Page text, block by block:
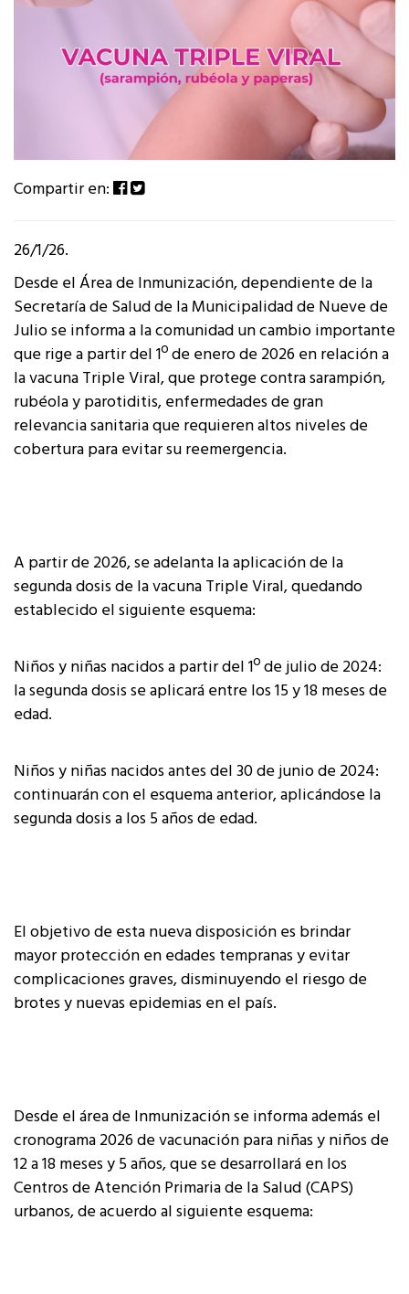
Compartir en:
26/1/26.
Desde el Área de Inmunización, dependiente de la
Secretaría de Salud de la Municipalidad de Nueve de
Julio se informa a la comunidad un cambio importante
que rige a partir del 1º de enero de 2026 en relación a
la vacuna Triple Viral, que protege contra sarampión,
rubéola y parotiditis, enfermedades de gran
relevancia sanitaria que requieren altos niveles de
cobertura para evitar su reemergencia.
A partir de 2026, se adelanta la aplicación de la
segunda dosis de la vacuna Triple Viral, quedando
establecido el siguiente esquema:
Niños y niñas nacidos a partir del 1º de julio de 2024:
la segunda dosis se aplicará entre los 15 y 18 meses de
edad.
Niños y niñas nacidos antes del 30 de junio de 2024:
continuarán con el esquema anterior, aplicándose la
segunda dosis a los 5 años de edad.
El objetivo de esta nueva disposición es brindar
mayor protección en edades tempranas y evitar
complicaciones graves, disminuyendo el riesgo de
brotes y nuevas epidemias en el país.
Desde el área de Inmunización se informa además el
cronograma 2026 de vacunación para niñas y niños de
12 a 18 meses y 5 años, que se desarrollará en los
Centros de Atención Primaria de la Salud (CAPS)
urbanos, de acuerdo al siguiente esquema: